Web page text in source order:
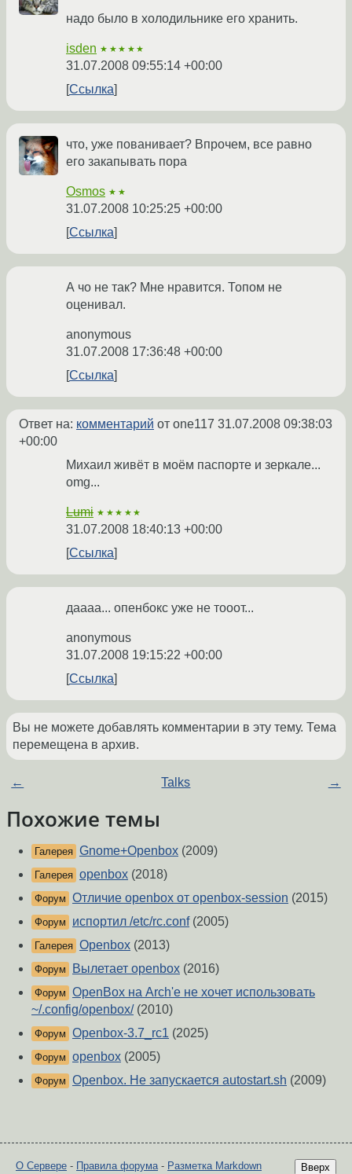
надо было в холодильнике его хранить.
isden ★★★★★
31.07.2008 09:55:14 +00:00
Ссылка
что, уже пованивает? Впрочем, все равно
его закапывать пора
Osmos ★★
31.07.2008 10:25:25 +00:00
Ссылка
А чо не так? Мне нравится. Топом не
оценивал.
anonymous
31.07.2008 17:36:48 +00:00
Ссылка
Ответ на: комментарий от one117 31.07.2008 09:38:03
+00:00
Михаил живёт в моём паспорте и зеркале...
omg...
Lumi ★★★★★
31.07.2008 18:40:13 +00:00
Ссылка
даааа... опенбокс уже не тооот...
anonymous
31.07.2008 19:15:22 +00:00
Ссылка
Вы не можете добавлять комментарии в эту тему. Тема
перемещена в архив.
← Talks →
Похожие темы
Галерея Gnome+Openbox (2009)
Галерея openbox (2018)
Форум Отличие openbox от openbox-session (2015)
Форум испортил /etc/rc.conf(2005)
Галерея Openbox (2013)
Форум Вылетает openbox (2016)
Форум OpenBox на Arch'e не хочет использовать
~/.config/openbox/(2010)
Форум Openbox-3.7_rc1 (2025)
Форум openbox (2005)
Форум Openbox. Не запускается autostart.sh (2009)
Вверх
О Сервере - Правила форума- Разметка Markdown